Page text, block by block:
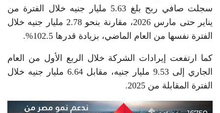
سجلت صافي ربح بلغ 5.63 مليار جنيه خلال الفترة من
يناير حتى مارس 2026، مقارنة بنحو 2.78 مليار جنيه خلال
الفترة نفسها من العام الماضي، بزيادة قدرها 102.5%.
كما ارتفعت إيرادات الشركة خلال الربع الأول من العام
الجاري إلى 9.53 مليار جنيه، مقابل 6.64 مليار جنيه خلال
الفترة المقابلة من 2025.